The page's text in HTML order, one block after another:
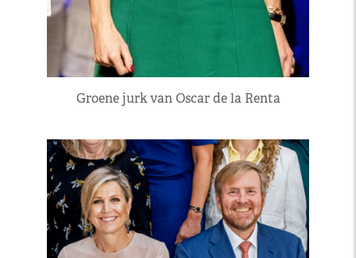
Groene jurk van Oscar de la Renta